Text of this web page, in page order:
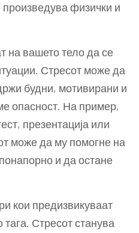
физички и
на вашето тело да се
Стресот може да
будни, мотивирани и
опасност. На пример,
презентација или
може да му помогне на
и да остане
кои предизвикуваат
тага. Стресот станува